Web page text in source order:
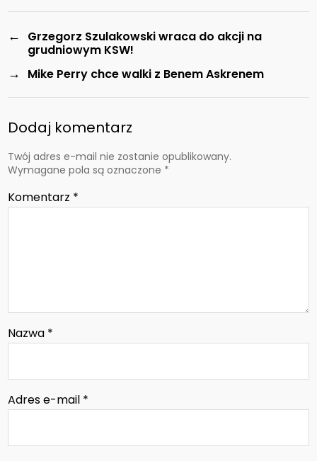
←
Grzegorz Szulakowski wraca do akcji na
grudniowym KSW!
→ Mike Perry chce walki z Benem Askrenem
Dodaj komentarz
Twój adres e-mail nie zostanie opublikowany.
Wymagane pola są oznaczone *
Komentarz *
Nazwa *
Adres e-mail *